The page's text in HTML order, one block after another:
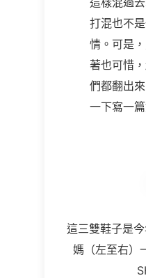
打混也不
情。可是
著也可惜
們都翻出
一下寫一
這三雙鞋子是
媽（左至右）